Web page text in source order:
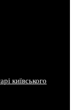
київського